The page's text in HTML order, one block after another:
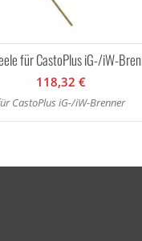
für CastoPlus iG-/iW-
118,32 €
CastoPlus iG-/iW-Brenner